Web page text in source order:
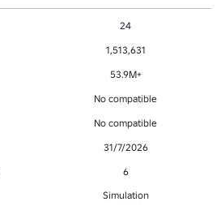
24
1,513,631
53.9M+
No compatible
No compatible
31/7/2026
6
Simulation